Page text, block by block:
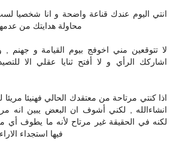
انتي اليوم عندك قناعة واضحة و انا شخصيا
محاولة هدايتك من
لا تتوقعين مني اخوفج بيوم القيامة و جهنم ,
اشاركك الرأي و لا أفتح ثنايا عقلي الا
اذا كنتي مرتاحة من معتقدك الحالي فهنيئا مريئا
انشاءالله , لكني أشوف ان البعض يبين انه
لكنه في الحقيقة غير مرتاح لأنه ما يطوف أي
فيها استجداء